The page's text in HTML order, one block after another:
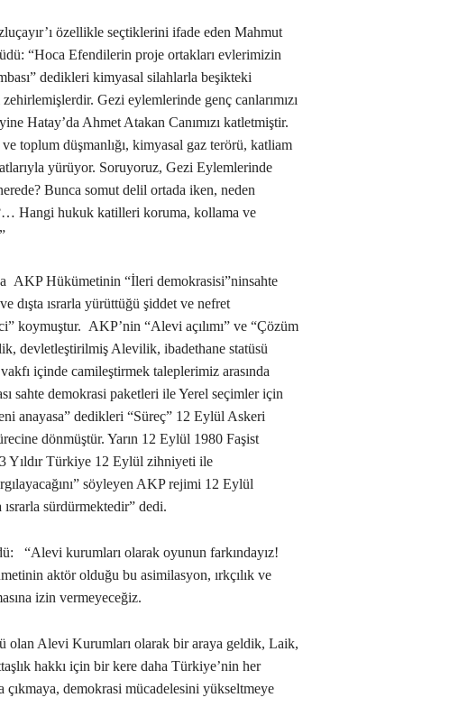
özellikle seçtiklerini ifade eden Mahmut
“Hoca Efendilerin proje ortakları evlerimizin
dedikleri kimyasal silahlarla beşikteki
Gezi eylemlerinde genç canlarımızı
Hatay’da Ahmet Atakan Canımızı katletmiştir.
toplum düşmanlığı, kimyasal gaz terörü, katliam
yürüyor. Soruyoruz, Gezi Eylemlerinde
Bunca somut delil ortada iken, neden
Hangi hukuk katilleri koruma, kollama ve
AKP Hükümetinin “İleri demokrasisi”ninsahte
dışta ısrarla yürüttüğü şiddet ve nefret
koymuştur. AKP’nin “Alevi açılımı” ve “Çözüm
devletleştirilmiş Alevilik, ibadethane statüsü
içinde camileştirmek taleplerimiz arasında
sahte demokrasi paketleri ile Yerel seçimler için
anayasa” dedikleri “Süreç” 12 Eylül Askeri
dönmüştür. Yarın 12 Eylül 1980 Faşist
Yıldır Türkiye 12 Eylül zihniyeti ile
söyleyen AKP rejimi 12 Eylül
sürdürmektedir” dedi.
“Alevi kurumları olarak oyunun farkındayız!
aktör olduğu bu asimilasyon, ırkçılık ve
izin vermeyeceğiz.
olan Alevi Kurumları olarak bir araya geldik, Laik,
hakkı için bir kere daha Türkiye’nin her
demokrasi mücadelesini yükseltmeye